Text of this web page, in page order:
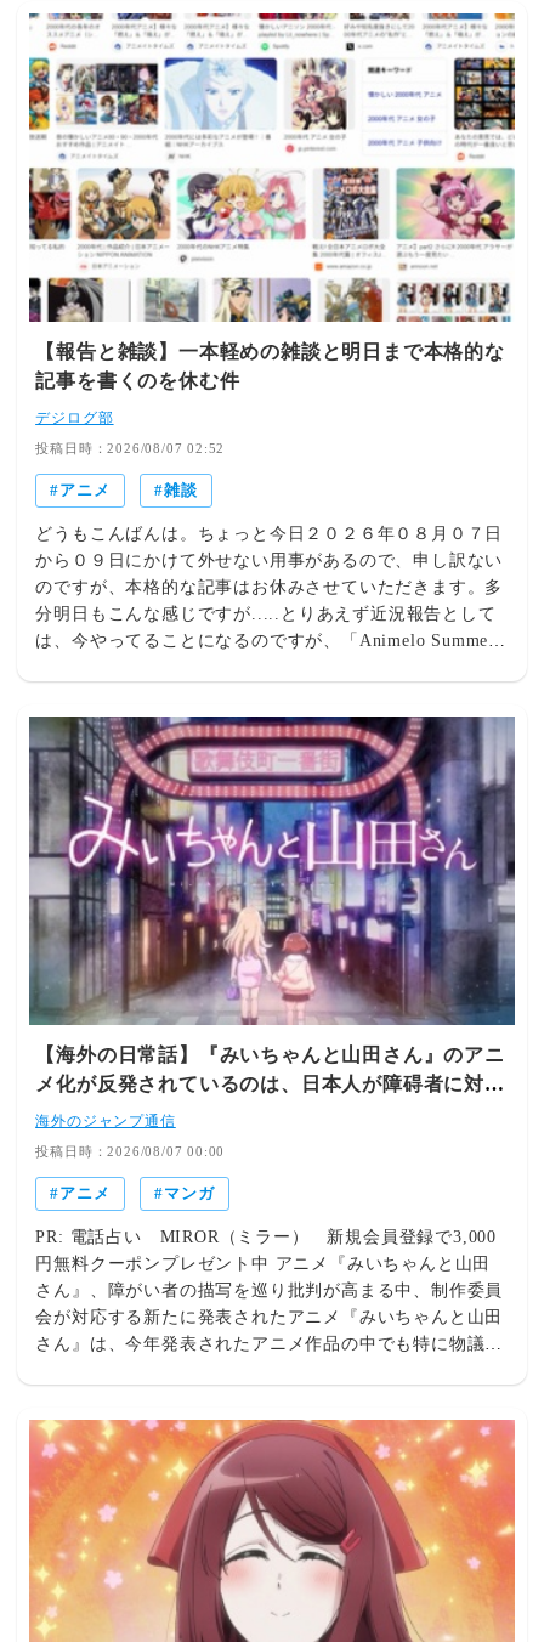
ない猫耳の若い女性と、その友人たちの生活を描いてい
る。○「表現の自由という意味では許容の範囲内」公開さ
れた議事概要によると、視聴者からは「喫煙描写が繰り返
され、違法薬物とみられるものの使用シーンもあり、深夜
帯とはいえ問題ではないか」などと批判する意見が寄せら
れた。担当委員は、子どもが視聴する可能性が低い深夜帯
に編成されている点について、番組制作側の配慮が感じら
れると指摘。作中の描写についても「違法薬物の使用だと
はっきり明示しているわけでもないので、表現の自由とい
う意味では許容の範囲内だと思う」と報告した。ほかの委
員からも、アニメという表現形式に着目した意見が出た。
その委員は「もし番組が実写のドラマであった場合はどう
か」と問題を提起した上で、実写作品と比べれば、アニメ
の描写が青少年に与える影響は限定的だと分析。「創作・
表現の自由の範囲内だと思う」との見方を示した。○「覚
醒剤の使用のほかに何か考えられますか」一方、違法薬物
を連想させる描写に慎重な姿勢を示す委員もいた。別の委
員は「社会的な問題になっているときに、紛らわしいこと
を放送でしないほうがいいと思う」と指摘。作品内に自己
注射のシーンがあったとして、「覚醒剤の使用のほかに何
か考えられますか」と疑問を呈した。
https://news.livedoor.com/article/detail/31997526/ライブド
アニュース“獣人”共存の深夜アニメで喫煙、違法薬物の連
想シーンも…視聴者批判でBPO議論「紛らわしいことは放
存する社会を描いた深夜アニメの喫煙・薬物描写につい
青少年委員会で、表現の自由や青少年への影響をめぐって
意見が交わされた。対象となった
【報告と雑談】一本軽めの雑談と明日まで本格的な
記事を書くのを休む件
デジログ部
投稿日時：2026/08/07 02:52
アニメ 雑談
どうもこんばんは。ちょっと今日２０２６年０８月０７日
から０９日にかけて外せない用事があるので、申し訳ない
のですが、本格的な記事はお休みさせていただきます。多
分明日もこんな感じですが.....とりあえず近況報告として
は、今やってることになるのですが、「Animelo Summer
な感じで、私はまだロンドンまでしか進んでいません。果
たして夏はどれだけ進められるのか....？後はなんとなくア
ニメ記事を書こうとして、挫折したりしてます。一応全部
載せてもいいのですが、自分でも書いている途中で「しっ
くりこない書き方でちょっとこれは読者も離れやすいんじ
ゃ....第一自分も納得いってないし、出せないよな～」とい
うことを思いまして、一応没にしてしまいました。テーマ
が広すぎたんでしょうかね。好きなジャンルだからこそ、
こう、形にして伝えることが難しくなってしまったのかも
しれません。例えていうと、レポートにそのまま長々と参
考文献の文章を書き写したような感じがしたんです。平成
のアニメという大きな一括りのものを3編に分けて書こう
としていましたから、大変です。現在一応11記事ほど連続
して出しているのですが、個人的には「向き・不向きな書
き方があるのだな」ということを認識した一日でしたね。
記事を書くのも大変ですが、流れを考えるのも大変だと感
じました。２０２６年０８月０７日現在、まだアニメに関
する記事は「たったの一本」しか出していないので、流石
に２本ほど増やしたいのですが....今回は残念ながら没にな
ってしまったのですが、また来週中とかに、何らかの形で
書くことができたらそれで良し、と思っています。例え
ば・Animelo Summer Live 2007を再生しているテレビ画
面の前で、ライブの観客かのように腕を振ったり、テンシ
ョンが上がってたりしてた話や・Animelo Summer Live
分が本当に語りたいと思えるテーマで、少しずつ記事にし
しください。
【海外の日常話】『みいちゃんと山田さん』のアニ
メ化が反発されているのは、日本人が障碍者に対し
て差別的だからに違いない
海外のジャンプ通信
投稿日時：2026/08/07 00:00
アニメ マンガ
PR: 電話占い MIROR（ミラー） 新規会員登録で3,000円無料クーポンプレゼント中 アニメ『みいちゃんと山田さん』、障がい者の描写を巡り批判が高まる中、制作委員会が対応する新たに発表されたアニメ『みいちゃんと山田さん』は、今年発表されたアニメ作品の中でも特に物議を醸している作品の1つとなっています。2027年のアニメ化が発表されてからわずか数日で、ネット上では広範な批判が巻き起こっています。アニメ化は当初、原作者・亜月ねね氏によるティザープロモーションビデオと記念イラストと共に発表されましたが、発表してすぐに議論が巻き起こりました。読者、障がい者支援団体、アニメファン、そしてアニメ業界関係者までもが、知的障がい者の描写方法や、アニメ化によってそうした問題が更に深刻化するのではないかという懸念を表明し始めたのです。ソーシャルメディア上で批判が広がるにつれ、アニメの中止を求めるオンライン署名活動が始まり、制作委員会のアニメ化の進め方を疑問視する声も上がりました。こうした騒動を受け、アニメ制作委員会は公式声明を発表しました。専門家の助言を受けながら、偏見や誤解を招かないよう対策を講じつつ、プロジェクトを継続していくと表明しました。『みいちゃんと山田さん』のアニメ化は2027年に正式に発表され、ティザープロモーションビデオと原作者の亜月ねね氏による記念イラストが公開されました。原作マンガは2024年9月より講談社の『マガジンポケット』で連載を開始し、現在第6巻まで刊行されています。累計発行部数は280万部を突破し、2026年に『このマンガがすごい！』の男性読者部門で第4位にランクインしています。 シリーズは2026年9月に第7巻にして最終巻で完結する予定です。しかし、アニメ化発表の喜びは、マンガの題材をめぐるディスカッションの高まりによってすぐに影を潜めてしまいました。何故、『みいちゃんと山田さん』は、これほど物議を醸すのか？『みいちゃんと山田さん』は、東京・歌舞伎町を舞台にしたダークな人間ドラマです。ナイトクラブのホステスとして働く大学生の山田と、彼女と一緒に働くことになる知的障害を持つ若い女性であるみいちゃんの物語です。物語は冒頭から、みいちゃんが殺害されるまでの最後の1年間を描いていることが示されています。マンガを通して、みいちゃんはいじめ、搾取、差別、虐待に苦しみ、自身の弱みにつけ込む社会の中で生き抜こうと奮闘します。アニメ化発表以来、批評家達は、障害や社会的不正義を描いた物語は重要であるものの、本作におけるみいちゃんの描写は知的障害に関する誇張されたステレオタイプに過度に依存していると批判してきました。また、アニメ化によって原作マンガよりも遥かに多くの視聴者にこうした描写が伝わり、理解を深めるどころか、有害な誤解を助長する恐れがあると懸念する声もあります。一方で、本作の支持者達は、原作マンガは搾取や偏見を意図的に不快な形で描いており、みいちゃんの扱いはそうした態度を肯定するのではなく、社会への批判として機能していると主張しています。このディスカッションは、原作マンガの読者層をはるかに超えて広がっています。アニメ化発表後、日本のソーシャルメディア上で批判が急速に広がり、多くのユーザーがそもそもこのシリーズをアニメ化すべきかどうか疑問を呈しました。アニメの中止を求めるオンライン署名活動も始まり、支持者達は、漫画を映像化することで知的障害者に対する有害なステレオタイプが更に助長されるポテンシャルがあると主張しました。多くの批判者は、障害をフィクションの中で描くこと自体が問題なのではなく、物語の中でみいちゃんがどのように描かれているか、そして、その描写が最終的に彼女を1人の人間として深く掘り下げているのか、それとも衝撃を与えるための見世物として扱っているのかが問題だと強調しました。また、成熟したテーマを扱っているにも関わらず、アニメが若い視聴者に適しているのか疑問視する声もあり、制作が継続されるのであれば、明確な年齢制限と内容に関する警告表示が必要だと訴えました。この論争はファンだけでなく、アニメ業界関係者からも反応が寄せられるようになりました。最も注目を集めた声の1つは、ベテラン・アニメーターの西位輝実氏でした。彼女は『DEATH NOTE』、『君に届け』、『輪るピングドラム』、『ジョジョの奇妙な冒険 ダイヤモンドは砕けない』、『呪術廻戦』などの作品を手掛けています。西位輝実氏は、ソーシャルメディアの一連の投稿で、このアニメ化を強く批判し、プロジェクトに関わった全員、特に承認した関係者を軽蔑すると述べました。彼女は、彼らが人気と商業的成功のために感受性を捨て去ったと主張しました。別の投稿では、西位輝実氏はこの作品を歴史的な "見世物小屋" になぞらえ、問題は障害者をフィクションに描くことの是非ではなく、どのような視点から描くかにあると論じました。彼女によれば、この作品は障害者を尊厳をもって描くのではなく、見世物にしてしまう危険性があるといいます。彼女のコメントは瞬く間にネット上で拡散し、アニメ化発表に対する最も広く共有された反応の1つとなりました。多くの業界関係者もこのアニメ化を批判しました。「今なお新たな差別用語や中傷を生み出し、直接影響を受けた人々を傷つけているマンガのアニメ化に、あたかも "社会的意義" があるかのように振る舞うのは、全くもって忌まわしい。作品そのものを否定するつもりはない。現状のままにしておけば十分ではないのか？ アニメ化の影響力は計り知れない。瞬く間に世界中に広がる。それも、よりによって講談社が？」多くの日本人は、「原作者を擁護する人々は、すでに多くの人が "みいちゃん" と侮辱的に呼ばれるなど、深刻な被害が出ているという事実を完全に無視している。それを認めれば不利になることを知っているからではないのか？」と指摘しました。批判が高まる中、『みいちゃんと山田さん』アニメ制作委員会は、反発を受けて公式声明を発表しました。委員会は、アニメ化の発表が、マンガの内容とアニメ化の決定の両方に関して、大きな懸念を引き起こしたことを認めました。声明には次のように記されていました。「アニメ化の発表後、作品の内容および映像化に関して様々な懸念や意見が寄せられています。制作委員会として、これらの懸念を真摯に受け止めております。」声明はさらに、委員会は原作のテーマとメッセージを尊重しつつ、アニメーションという形で表現することに意義があると確信していると説明しました。委員会は次のように述べています。「原作のテーマとメッセージを尊重しつつ、専門家の助言を受け、適切な年齢制限や内容に関する注意喚起を盛り込むなど、偏見や誤解を招かないよう慎重に制作を進めてまいります。」声明は最後に、ファンの皆様の継続的なご支援に感謝の意を表しました。この声明は新たなディスカッションを巻き起こしました。制作委員会の対応は、論争を終結させるどころか、ネット上で新たなディスカッションを巻き起こしました。専門家の助言を受け、内容に関する注意喚起を盛り込むという決定を歓迎する声がある一方で、声明は原作マンガそのものへの批判に答えていないと批判する声もありました。もう1つのディスカッションの焦点は、委員会の正体です。多くのユーザーは、なぜ声明が制作委員会名義のみで発表され、個々のプロデューサーや制作会社が特定されなかったのか疑問を呈しました。委員会が論争があるにも関わらず原作マンガのアニメ化を確信していたのであれば、匿名の委員会声明という形で集団的に対応するのではなく、決定を下した個人が公にその立場を表明すべきだと主張する声もありました。その結果、アニメ化そのものをめぐるディスカッションと並行して、透明性の向上を求める声が上がり始めました。この論争は『みいちゃんと山田さん』から始まったものの、アニメやマンガにおける障害者の描写、デリケートな物語をアニメ化するクリエイターの責任、そして、難しい題材をより多くの視聴者にどのように提示すべきかといった、より広範なディスカッションへと発展しました。アニメ化を支持する人々は、ダークな物語は視聴者を不快にさせるという理由だけで否定されるべきではなく、完成したアニメは公開前の憶測ではなく、その出来栄えで評価されるべきだと主張しています。一方で、批評家達は、問題は悲劇的あるいは不穏なテーマの存在ではなく、マンガをアニメ化することで知的障害者に対する有害なステレオタイプを助長する危険性があるかどうかだと主張しています。制作はまだ初期段階で、アニメ化作品自体以外にキャストやスタッフの発表は一切ないため、『みいちゃんと山田さん』をめぐるディスカッションは収まる気配を見せていません。あなたは、あまりにも悲惨な物語を読んだことあるか？正にこれだよ。批判されているのも納得だ。このアニメは、あなたの魂から希望を全て奪い去るだろう。フィクションでトラウマ的な題材を描くことと、現実世界にはこうしたことが存在しないかのように振る舞うことの、どちらがより悪いのか分からない。もしかしたら、私は現実を直視することに抵抗がないのかもしれないが、私はある程度はヘビーな物語の方が好きだ。でも、不必要に残酷に感じさせずに、ヘビーさとリアリティを持たせることは可能だ。日本はこのマンガで描かれているほど残酷な国ではない。ただ残酷なだけの描写は面白くない。この物語を読んだが、この可哀想な少女に出会った人が誰も助けようとしないなんて信じられない。世界は醜い場所ですが、これは正にその醜さを描いている。ただの駄作だね。読んでいてあまりにも辛すぎるし、結末を知っていたので、この作品を読むのをやめた。意味不明だろ（笑）。反発は作品のクオリティとは全く関係ない。いや、正直に言ってただの搾取マンガだよ。この作品の悪いところは、主人公の女性が障害を理由に残酷な虐待を受け、レイプされ、殺されるという展開だからだ。しかも、その全てが彼女の親友とされる人物を通して語られるのだが、その親友は傍観者でしかない。だからこそ、多くの障害者や、このマンガのせいでいじめに遭っている障害児の親たちから強い反発を受けているんだ。念のため言っておく。数話読んだけど、内容に嫌悪感を覚えたよ。確かに酷い作品だが、問題があるのは、この部分だけじゃない。このマンガには、環境や育ち、そして自らの選択によって、みいちゃんよりも良い人生を送っている障害を持つキャラクター（ニナやムウちゃん等）が大勢出てくるんだ。みいちゃんの状況は、障害を持つ人が常に最悪の扱いを受けているという典型的な例で、まるで『A Little Life（リトルライフ）のジュードのようだ。作者は、少なくともムウちゃんやニナの人生に希望のある未来を与え、障害を持つ人への敬意と希望を示すべきだったし、みいちゃんにもせめて現状から抜け出す方法を与えるべきだった。彼女達は既に多くの問題を抱えている。彼女達を力づけるどころか、日々の苦境を更に悪化させるだけの悲惨さを描いた物語は、まるでジョークのように感じられる。教えてくれてありがとう。彼女の友達の１人がサポートを受けているのを見たけど、正直に言って、やっぱり不誠実な感じがした。それに、他にも色々あって状況がもっと悪くなるってことも分かったし。ムウちゃんはまともな結末を迎えるよ。知的障害と正式に診断されて、ケースワーカーがつくんだ。最終的には母親の元に戻って、仕事に就くよ。『スクールデイズ』？このマンガが人気だった頃、ソーシャルメディアには「私はみいちゃんに似てる！」と言っている女の子が沢山いた。でも、本物のみいちゃんのコマが出てきたら、そういうのはすぐに止まった。第３０．２話のこと？そう、あの "現実が広がっていく" のコマだ。簡単に説明すると、それまでに見てきたみーちゃんは山田の妄想だったってことが分かる。あのコマで彼の妄想が崩れて、彼の頭の中にしか存在しなかった "本当の" みいちゃんが、キュート・フィルターなしで現れるんだ。理解できない。キュートなみいちゃんが幻覚で、実際は重度のダウン症の人みたいな見ためなら、どうしてホステス・クラブで働いていたの？作者は読者を煽っているだけだと思う​​。"重度のダウン症"（笑）？彼女は普通の女の子に見えるし、ホステス・クラブにはそういう子は沢山いる。作者はアートスタイルそのものを物語の仕掛けとして使い、読者に山田と同じ衝撃を味わわせようとしている。作中の説明としては、みいちゃんは当時ホステス・クラブを辞めて、しばらく売春婦として働いていた。ポン引きにサディスティックな客や異常な客と性行為をさせられていた。そのため、ホステス時代よりもずっと酷い見ためになっていた。この作品について詳しく調べれば調べるほど、一体どういうことだとしか言いようがなくなる。判断を下す前に、みいちゃんと同じような障害を持つ方々や障害者擁護者の方々の意見を聞きたい。知的障害のある方々と接する機会がないため、この物語の描写がステレオタイプに基づいているかどうかは断言できないが、もしもそうであれば、アニメ化を不安視されるのも理解できる。健常者は、障害を持つ人々の気持ちや行動、そして、そうした描写がもたらす影響を考慮せずに、自分達の都合の良いように障害を描写することがよくあるものだ。私は検閲主義者ではないが、現実の人々よりも物語を作ることを優先する人達を批判するよ。知的障害（自閉症）を持っているために虐待を受けた経験のある者としては、この作品は日本社会に深く隠された現実を浮き彫りにしていると思うわ。日本人の大多数は障害者を嫌悪し、彼らを不都合な存在、あるいは神の罰を受けている存在と見なしているのよ。これは人々が思っている以上に頻繁に起こっている。明らかな問題を抱えて生まれた子供が家族に見捨てられ、社会から軽蔑される中で育ち、生き延びるためにどんな仕事でも引き受けるの。きっとアメリカでも同じことが起こるでしょうよ。障害者の保護を剥奪し、こうした弱い立場にある人々への資金を削減しているからよ。FOX News（フォックスニュース アメリカのニュース専門放送局）は「全員殺せ。」と発言し、雑な謝罪をしたけど、彼らは本音を口にしていた。彼らはこうすることを望んでいるのよ。彼らは私達を社会のゴミとしか見ていない。これは警鐘であり、行動を起こすよう呼びかけている。このままの道を進み続ければ、多くの国がこのような未来を迎えるでしょう。この物語は悲劇的だけど、知的障害者の多くも同様に悲劇的なのよ。多くの人は助けを得ることができない。助けを求めることは嘲笑と全く異なる種類の苦しみを意味するから。知的障害者のほとんどは、働く場合よりもはるかに少ない収入しか得ていない。ほとんどの人は月に約900ドル（日本円で約14万1882円）しか稼げず、劣悪な環境で暮らしている。多くの人が搾取され、見ためが大丈夫そうに見えても、実際はそうではない。ほとんどの人が40歳になる前に亡くなる。私は幸運にも生き延びたけど、体はボロボロよ。自閉症患者を鎮静させるために何年も服用していた薬は、肝臓を酷使し、腎臓に過負荷をかけ、生きるために薬に頼らざるを得ない状態にしてしまった。薬をやめようとしたら発作を起こし、心拍数は1分間に35回まで低下した。セロトニンとドーパミンの分泌を調整するために、薬に完全に依存しているわ。薬がなければ死んでしまう。あなたはこの作品をダークなマンガ作品だと思うかもしれないけど、私は行動を起こすための呼びかけだと考えている。もしもこのアニメを見たくないのなら、地元の社会福祉事務所でボランティア活動をして、何ができるか尋ねてみて。長文になってごめんね。ただ、人々が間違った理由で怒っているように感じられたのよ。要約すると、この物語は物議を醸すかもしれないけど、それは日本社会の醜い側面を描いているからだと思うわ。作者は裸のみいちゃんのアクリルスタンドを作り、コレクターズアイテムとして販売したんだ。（※ 正確には、講談社が懸賞商品として作りました。）彼女はTwitterで、普通の仕事で苦労するよりも性産業で大金を稼ぐ方が賢明だというアイディアを宣伝するマンガを投稿していた。また、それらのマンガの一部はナイトライフや性産業関係者からスポンサーを受けていたことも認めている。これらの投稿は既に削除されているが、アーカイブされたコピーはオンラインで閲覧可能だ。>>要約すると、この物語は物議を醸すかもしれないけど、それは日本社会の醜い側面を描いているからだと思うわ。物議を醸しているのは、作者自身が自閉症者やその他の人々を嘲笑しているからだ。彼女自身が、彼らを "変人" と見なし、笑ったり嫌悪感を抱いたりしていると認めている。この物語は衝撃を与えることを目的としており、搾取され死ぬキャラクターが自閉症者であるため、物語全体が悲惨なものとなっている。誰かが、彼女がそのようなことをしていると説明するイラストを投稿し、彼女はそのことを恥じることなく認めていたんだ。そして、主人公は自閉症ではなく、知的障害だ。それだけで、あなたが書いたこと全てに疑問が生じる。あなたは明らかにこのマンガを読んでおらず、作者について適当なことを言っているのだろう。ねえ、障碍者嫌悪は日本では普通のことなのよ。これは日本の文化の一部で、宗教にも深く根付いている。私達は、全ての文化が障害者を社会進歩の一部として捉えている訳ではないことを理解しなきゃ。中には、障害者を前世で自ら招いた呪いだと考える文化もあるの。このマンガや作者を批判することは、より大きな問題、つまり障害者が輪廻転生の "汚点" であると日本で考えられているいう問題を無視することになる。彼らは何か悪いことをしたために、精神的あるいは肉体的に罰を受けていると考えているの。この認識を変えたいなら、文化的な見方を変えなきゃならないわ。彼らは障害しか見ておらず、その背後にある人間を見ていない。もしもそれが変われば、彼女のような人は社会の中で異端者、いわば "ヒトラー" のような存在になるでしょう。日本は、神権政治に基づく社会がどのように機能するかを学ぶ良い事例よ。日本では中絶をすることができず、障害者が社会的地位を得るには努力が必要だという考え方と相まって、障害者全体を軽蔑する社会が生まれているのよ。これは社会の欠陥ではなく、むしろ社会の特徴なの。障害者が常に社会の害悪とみなされる社会では、これは当たり前のことであり、今後も当たり前であり続けるでしょうよ。社会の産物だからといってその人を憎むのではなく、社会を責めるべきよ。また、つい先日にアメリカで、知的障害者の安楽死を義務化すべきだと言う人と話をしたわ。これは、労働力によってのみ価値が決まる社会の人々の考え方よ。これが常態化しつつあり、ただディスカッションするだけでは何も変わらない。空虚な言葉ばかりよ。>>社会の産物だからといってその人を憎むのではなく、社会を責めるべきよ。誰もが障碍者を嫌っている訳ではない。どうして『みいちゃんと山田さん』のアニメ化が物議を醸しているのかを説明しているだけだ。あなた自身も "そうかもしれない" と言ったが、実際そうなんだ。日本では、主人公の名前が差別用語として使われている。日本では、このアニメのせいで自分の子供が差別用語で呼ばれたくないと抗議活動も起きている。これは完全に作者の責任だ。確かに日本の差別的な社会も関係しているが、彼女はこの物語を描き、知的障害者を嘲笑するという選択をしたんだ。彼女自身もそうなることを気にしないと言っている。Googleで簡単に検索してみたが、彼女はこのマンガについて良いとも悪いとも言っていない。では、彼女はどこでこのマンガを面白いと思ったとか、障碍者が嘲笑されるに値すると言ったんだ？リンクがほしい。Googleでは見つからなかった。そして、このマンガを読んだ人々の行動は、社会にどれほど卑劣な人間がいるかを如実に示している。私は日本人よ。障害は神の罰で、輪廻転生の汚点だと信じている人なんていないよ。そして、中絶は普通にすることができるよ。でも、このマンガが日本社会のとても醜い側面を描いているのは事実ね。イエー、この人は自分が何を言っているのか全く分かっていないみたいだ（爆笑）。文化を混同してしまってごめんなさい。あの発言をした時は、別の宗教のことを考えていたわ。宗教の種類が多すぎて、それぞれの教義を覚えるのは難しいもの。どの宗教も、これまでも、そしてこれからも、様々な文化に対する興味深い解釈を提供してくれるでしょう。実は、日本に住んでいた自閉症の友人がいるの。彼女は絶え間ない障害者差別から逃れるために日本を離れたわ。今はヨーロッパに住んでいて、EU市民権を持っている。だから、私が言っていることの一部は、彼女の言葉を間接的に引用したものよ。彼女はレイプされ、中絶を許されなかった。理由は分からないけど、中絶手術を受けるためにヨーロッパに逃げ、二度と日本には戻っていないと聞いている。私の知る限りではね。これが私の情報源よ。もしかしたら的外れなことを言っているかもしれないけど、レイプ被害者の気持ちを推測するのは気が引けるわ。もしも間違っていたら、お詫びするわね。車椅子の女性がバスの乗車を拒否される動画を見たので、日本では障害者差別が蔓延していることは知っている。それに宗教的あるいは本質的な理由がないと知ると、更に腹立たしい。それは意識的な選択だからだ。つまり、多くの人が突然目覚め、最も弱い立場にある人々に対して暴力を振るうことを選んだんだ。それらの例は極端なもので、一般的ではないよ。中絶はレイプ被害者を含め、誰にでも行うことができるし、バス会社（およびその他の公共交通機関）が、車椅子利用者への乗車を拒否すれば深刻な問題に巻き込まれるでしょう。（障害者手帳を提示すれば運賃は半額で済むよ。障害者手帳は自閉症やADHDなどの症状を持つ人も取得できるわ。）。僕が現在住んでいるアメリカにも、そのような例がある。極端な例だけを見れば、当然、その国は酷く見えるものだ。残念ながら、システムが正常に機能しているという話はニュースにもならず、ネット上でも共有されることはない。日本も他の国と同様に、多くの深刻な問題を抱えている。決して良いことばかりではなく、解決すべき問題が山積している。ただ、あなたが挙げた例は例外的なケースであることを指摘したかったんだ。ああ、それなら安心した。日本への旅行を考えていたが、重度の障害を抱えているので、アメリカに住んでいる時以上に偏見にさらされるのではないかと不安だった。実際に、障害を理由に州から追い出された経験がある。国から追い出されるような事態は避けたいんだ。もう1つの問題は、少女の名前が自閉症の人に対する蔑称として使われていることだ。問題の名前が新たな差別用語になりつつあるなんて危険だ。どうでもいいだろ。フィクションなんだから問題ない。デリケートな描写だと文句を言う人がいる一方で、同じような人達は改善しようとは全くしない。論争の一部は、マンガ家本人、つまり彼女が何者で、マンガを描いた意図にも起因しているようだ。まとめサイトで詳しく解説されているし、4chanでもディスカッションが交わされている。4chan特有のくだらない書き込みはさておき、4chanの住人ですら彼女の作品に少なくとも多少は問題があると考えているというのなら、かなり深刻な問題だ。実は今、マンガを読んでいて、本当に辛くて悲しい気持ちになっている。でも、今のところ搾取的な感じはしない。（少なくとも、今のところは！）。キュートなアートスタイルなのに、何も美化せず、とてもリアルに描かれていると思う。日本で障害者として生きることがどういうことなのかを垣間見ることができるのも興味深い点だ。僕自身も神経発達障害なので、みいちゃんの不器用さに対する周囲の反応や、彼女を助けようとするのを諦めてしまう様子は、あまりにもリアルに感じられた。こ